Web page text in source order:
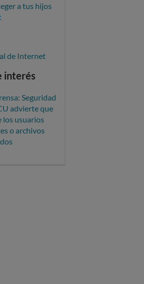
a tus hijos
de Internet
interés
Seguridad
advierte que
los usuarios
o archivos